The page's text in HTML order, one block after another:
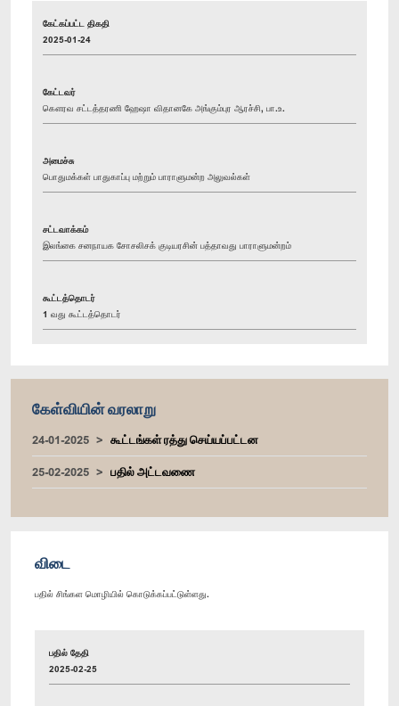
கேட்கப்பட்ட திகதி
2025-01-24
கேட்டவர்
கௌரவ சட்டத்தரணி ஹேஷா விதானகே அங்கும்புர ஆரச்சி, பா.உ.
அமைச்சு
பொதுமக்கள் பாதுகாப்பு மற்றும் பாராளுமன்ற அலுவல்கள்
சட்டவாக்கம்
இலங்கை சனநாயக சோசலிசக் குடியரசின் பத்தாவது பாராளுமன்றம்
கூட்டத்தொடர்
1 வது கூட்டத்தொடர்
கேள்வியின் வரலாறு
24-01-2025
கூட்டங்கள் ரத்து செய்யப்பட்டன
25-02-2025
பதில் அட்டவணை
விடை
பதில் சிங்கள மொழியில் கொடுக்கப்பட்டுள்ளது.
பதில் தேதி
2025-02-25